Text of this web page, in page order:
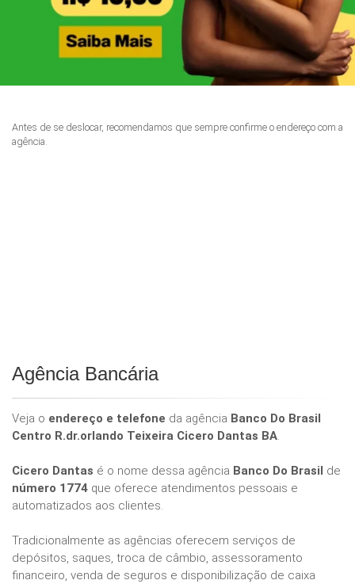
Antes de se deslocar, recomendamos que sempre confirme o endereço com a
agência.
Agência Bancária
Veja o endereço e telefone da agência Banco Do Brasil
Centro R.dr.orlando Teixeira Cicero Dantas BA.
Cicero Dantas é o nome dessa agência Banco Do Brasil de
número 1774 que oferece atendimentos pessoais e
automatizados aos clientes.
Tradicionalmente as agências oferecem serviços de
depósitos, saques, troca de câmbio, assessoramento
financeiro, venda de seguros e disponibilização de caixa